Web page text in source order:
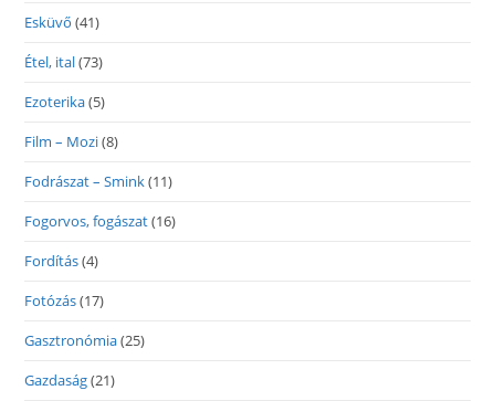
Esküvő (41)
Étel, ital(73)
Ezoterika(5)
Film – Mozi(8)
Fodrászat – Smink(11)
Fogorvos, fogászat(16)
Fordítás(4)
Fotózás(17)
Gasztronómia(25)
Gazdaság(21)